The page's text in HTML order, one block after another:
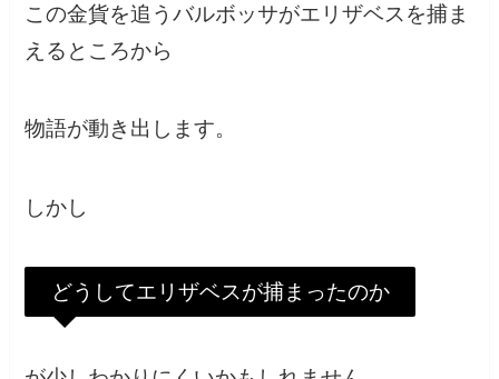
この金貨を追うバルボッサがエリザベスを捕ま
えるところから
物語が動き出します。
しかし
どうしてエリザベスが捕まったのか